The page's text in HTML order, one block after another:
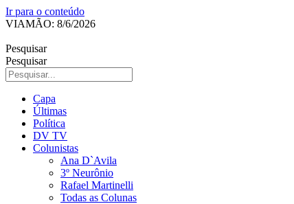
Ir para o conteúdo
VIAMÃO: 8/6/2026
Pesquisar
Pesquisar
Capa
Últimas
Política
DV TV
Colunistas
Ana D`Avila
3º Neurônio
Rafael Martinelli
Todas as Colunas